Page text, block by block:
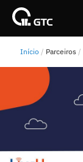
Início Parceiros